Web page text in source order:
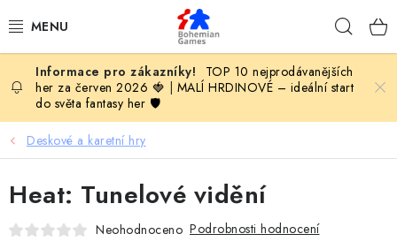
na
KOMPLETNÍ NABÍDKA HER
PODLE VĚKU
TOP 10 nejprodávanějších
her za červen 2026 🍓
MALÍ HRDINOVÉ – ideální start
do světa fantasy her 🛡️
Deskové a karetní hry
Heat: Tunelové vidění
Neohodnoceno Podrobnosti hodnocení